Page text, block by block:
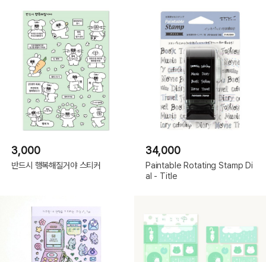
3,000
반드시 행복해질거야 스티커
34,000
Paintable Rotating Stamp Di
al - Title